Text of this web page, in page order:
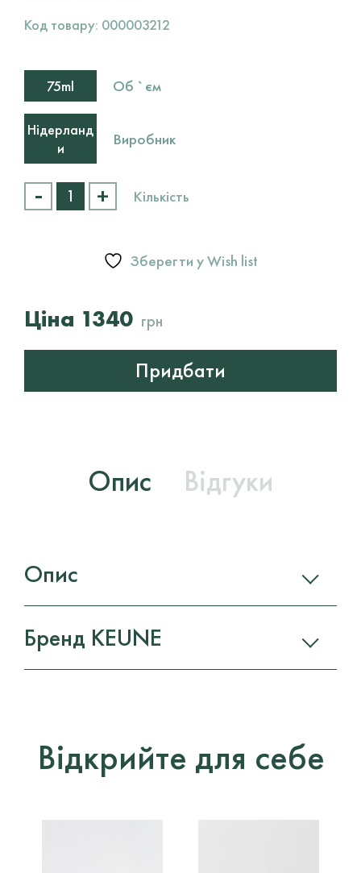
Код товару: 000003212
75ml Об `єм
Нідерланд
и
Виробник
-
Паста
"Прем'єр"
+ Кількість
Зберегти у Wish list
1340 грн
Придбати
Опис Відгуки
Опис
Бренд KEUNE
Відкрийте для себе